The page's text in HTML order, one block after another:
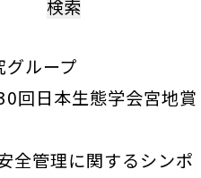
グループ
回日本生態学会宮地賞
管理に関するシンポ